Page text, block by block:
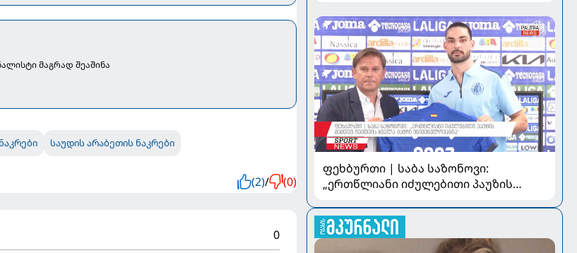
მაგრად შეაშინა
საუდის არაბეთის ნაკრები
(2)/ (0)
0
ფეხბურთი | საბა საზონოვი:
„ერთწლიანი იძულებითი პაუზის
მნიშვნელოვანია“